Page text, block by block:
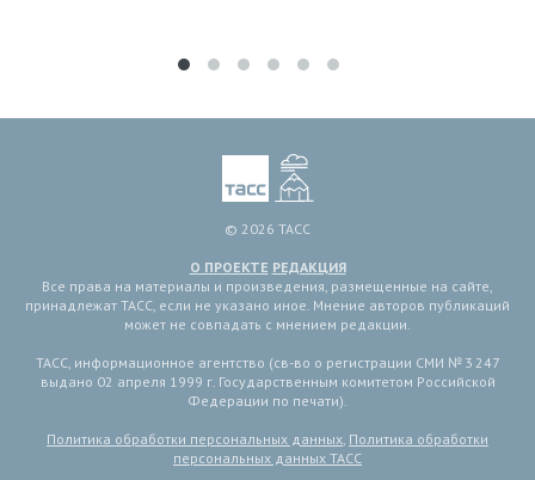
© 2026 ТАСС
О ПРОЕКТЕ РЕДАКЦИЯ
Все права на материалы и произведения, размещенные на сайте,
принадлежат ТАСС, если не указано иное. Мнение авторов публикаций
может не совпадать с мнением редакции.
ТАСС, информационное агентство (св-во о регистрации СМИ № 3 247
выдано 02 апреля 1999 г. Государственным комитетом Российской
Федерации по печати).
Политика обработки персональных данных Политика обработки
персональных данных ТАСС